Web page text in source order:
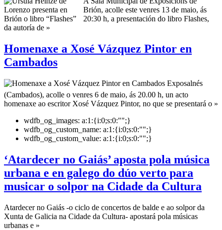
Brión, acolle este venres 13 de maio, ás
20:30 h, a presentación do libro Flashes,
da autoría de »
Homenaxe a Xosé Vázquez Pintor en
Cambados
Exposalnés
(Cambados), acolle o venres 6 de maio, ás 20.00 h, un acto
homenaxe ao escritor Xosé Vázquez Pintor, no que se presentará o »
wdfb_og_images: a:1:{i:0;s:0:"";}
wdfb_og_custom_name: a:1:{i:0;s:0:"";}
wdfb_og_custom_value: a:1:{i:0;s:0:"";}
‘Atardecer no Gaiás’ aposta pola música
urbana e en galego do dúo verto para
musicar o solpor na Cidade da Cultura
Atardecer no Gaiás -o ciclo de concertos de balde e ao solpor da
Xunta de Galicia na Cidade da Cultura- apostará pola músicas
urbanas e »